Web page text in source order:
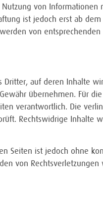
von Informationen
ist jedoch erst ab
von
auf deren Inhalte
übernehmen. Für
verantwortlich. Die
Rechtswidrige Inhalte
Seiten ist jedoch ohne
von